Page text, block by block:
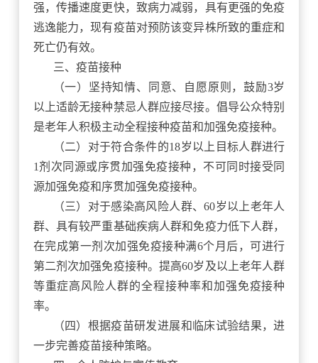
强，传播速度更快，致病力减弱，具有更强的免疫
逃逸能力，现有疫苗对预防该变异株所致的重症和
死亡仍有效。
三、疫苗接种
（一）坚持知情、同意、自愿原则，鼓励3岁
以上适龄无接种禁忌人群应接尽接。倡导公众特别
是老年人积极主动全程接种疫苗和加强免疫接种。
（二）对于符合条件的18岁以上目标人群进行
1剂次同源或序贯加强免疫接种，不可同时接受同
源加强免疫和序贯加强免疫接种。
（三）对于感染高风险人群、60岁以上老年人
群、具有较严重基础疾病人群和免疫力低下人群，
在完成第一剂次加强免疫接种满6个月后，可进行
第二剂次加强免疫接种。提高60岁及以上老年人群
等重症高风险人群的全程接种率和加强免疫接种
率。
（四）根据疫苗研发进展和临床试验结果，进
一步完善疫苗接种策略。